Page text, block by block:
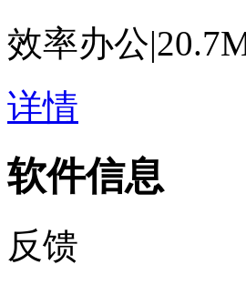
效率办公|
详情
软件信息
反馈